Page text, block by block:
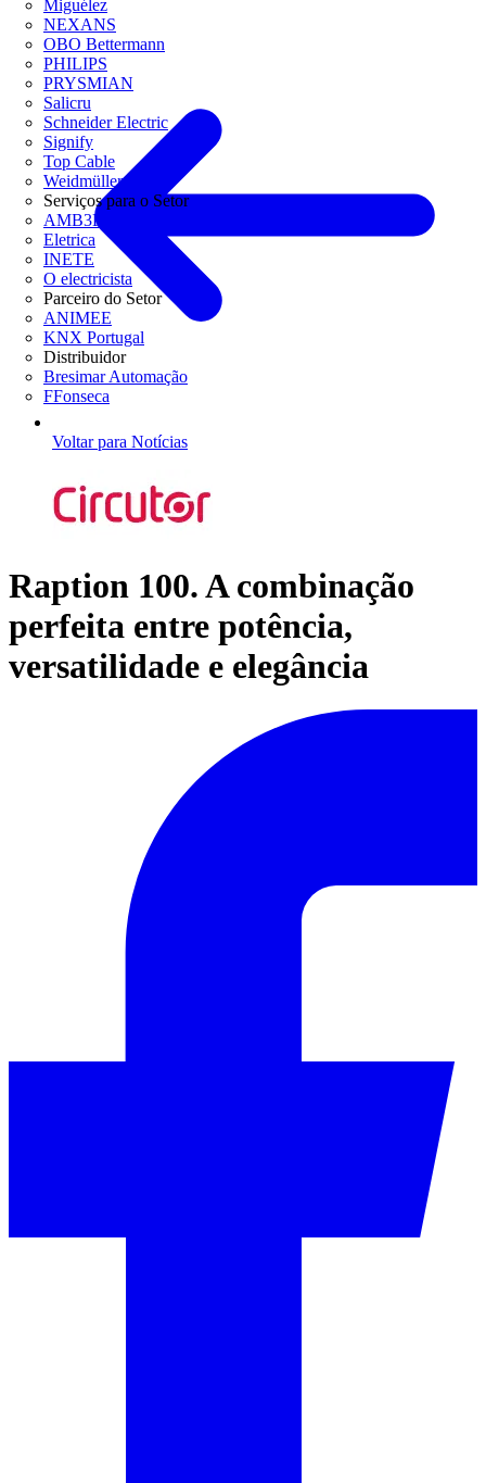
Miguélez
NEXANS
OBO Bettermann
PHILIPS
PRYSMIAN
Salicru
Schneider Electric
Signify
Top Cable
Weidmüller
Serviços para o Setor
AMB3E
Eletrica
INETE
O electricista
Parceiro do Setor
ANIMEE
KNX Portugal
Distribuidor
Bresimar Automação
FFonseca
Voltar para Notícias
Raption 100. A combinação
perfeita entre potência,
versatilidade e elegância